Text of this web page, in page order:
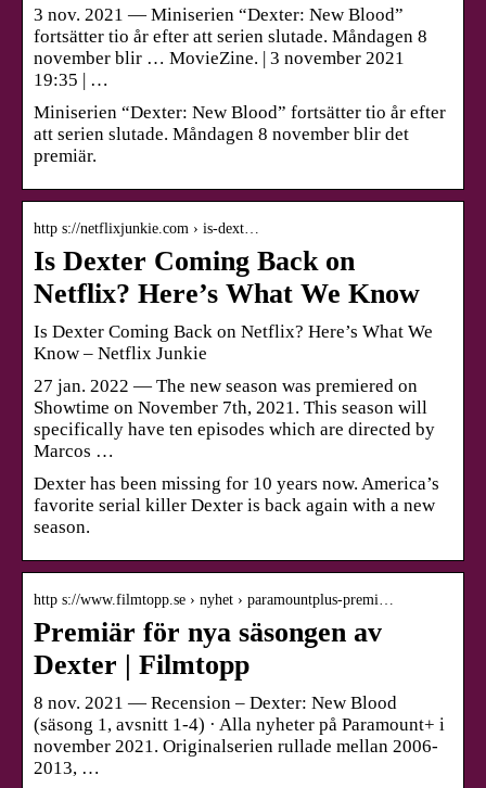
3 nov. 2021 — Miniserien “Dexter: New Blood”
fortsätter tio år efter att serien slutade. Måndagen 8
november blir … MovieZine. | 3 november 2021
19:35 | …
Miniserien “Dexter: New Blood” fortsätter tio år efter
att serien slutade. Måndagen 8 november blir det
premiär.
http s://netflixjunkie.com › is-dext…
Is Dexter Coming Back on
Netflix? Here’s What We Know
Is Dexter Coming Back on Netflix? Here’s What We
Know – Netflix Junkie
27 jan. 2022 — The new season was premiered on
Showtime on November 7th, 2021. This season will
specifically have ten episodes which are directed by
Marcos …
Dexter has been missing for 10 years now. America’s
favorite serial killer Dexter is back again with a new
season.
http s://www.filmtopp.se › nyhet › paramountplus-premi…
Premiär för nya säsongen av
Dexter | Filmtopp
8 nov. 2021 — Recension – Dexter: New Blood
(säsong 1, avsnitt 1-4) · Alla nyheter på Paramount+ i
november 2021. Originalserien rullade mellan 2006-
2013, …